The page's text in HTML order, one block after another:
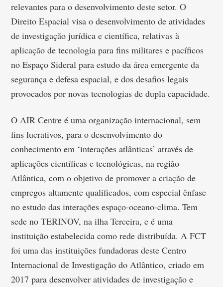
relevantes para o desenvolvimento deste setor. O
Direito Espacial visa o desenvolvimento de atividades
de investigação jurídica e científica, relativas à
aplicação de tecnologia para fins militares e pacíficos
no Espaço Sideral para estudo da área emergente da
segurança e defesa espacial, e dos desafios legais
provocados por novas tecnologias de dupla capacidade.
O AIR Centre é uma organização internacional, sem
fins lucrativos, para o desenvolvimento do
conhecimento em ‘interações atlânticas’ através de
aplicações científicas e tecnológicas, na região
Atlântica, com o objetivo de promover a criação de
empregos altamente qualificados, com especial ênfase
no estudo das interações espaço-oceano-clima. Tem
sede no TERINOV, na ilha Terceira, e é uma
instituição estabelecida como rede distribuída. A FCT
foi uma das instituições fundadoras deste Centro
Internacional de Investigação do Atlântico, criado em
2017 para desenvolver atividades de investigação e